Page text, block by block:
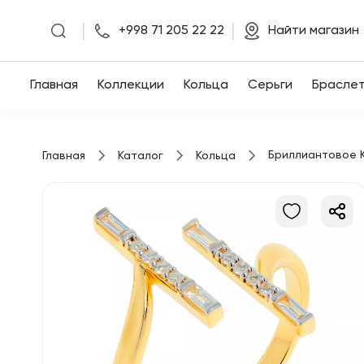
Главная
+998 71 205 22 22 Найти магазин
Главная Коллекции Кольца Серьги
Главная Каталог Кольца Бриллиантовое